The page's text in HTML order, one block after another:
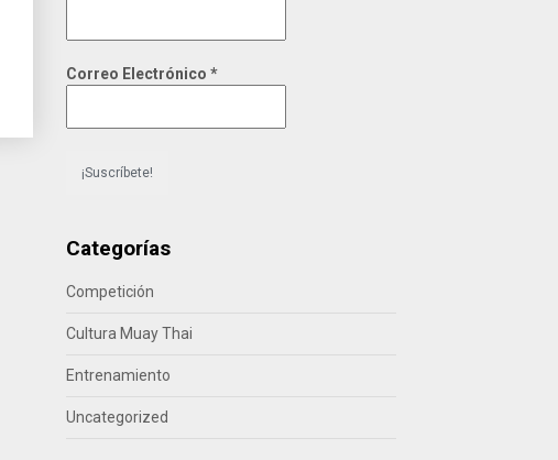
Correo Electrónico *
Categorías
Competición
Cultura Muay Thai
Entrenamiento
Uncategorized